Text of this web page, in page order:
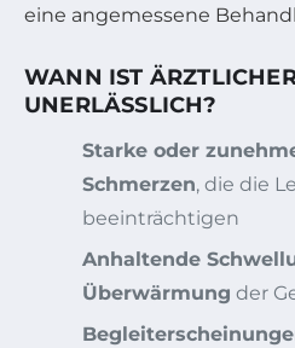
eine angemessene
WANN IST
UNERLÄSSLICH?
Starke oder
Schmerzen, die die
beeinträchtigen
Anhaltende
Überwärmung der